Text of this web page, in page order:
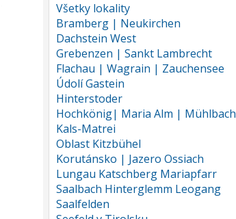
Všetky lokality
Bramberg | Neukirchen
Dachstein West
Grebenzen | Sankt Lambrecht
Flachau | Wagrain | Zauchensee
Údolí Gastein
Hinterstoder
Hochkönig| Maria Alm | Mühlbach
Kals-Matrei
Oblast Kitzbühel
Korutánsko | Jazero Ossiach
Lungau Katschberg Mariapfarr
Saalbach Hinterglemm Leogang
Saalfelden